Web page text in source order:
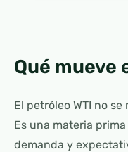
Qué mueve
El petróleo WTI no
Es una materia
demanda y